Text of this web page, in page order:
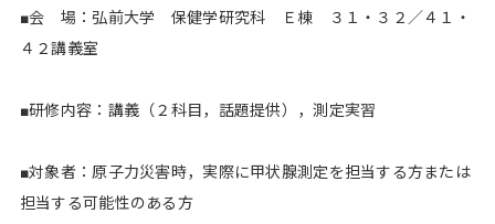
■会 場：弘前大学 保健学研究科 Ｅ棟 ３１・３２／４１・
４２講義室
■研修内容：講義（２科目，話題提供），測定実習
■対象者：原子力災害時，実際に甲状腺測定を担当する方または
担当する可能性のある方